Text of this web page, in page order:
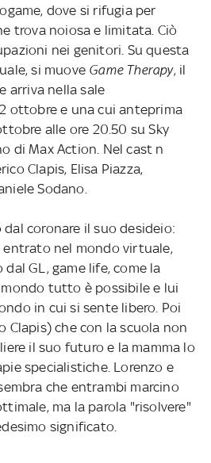
dove si rifugia per
trova noiosa e limitata. Ciò
nei genitori. Su questa
si muove Game Therapy, il
arriva nella sale
ottobre e una cui anteprima
alle ore 20.50 su Sky
di Max Action. Nel cast n
Clapis, Elisa Piazza,
Sodano.
dal coronare il suo desideio:
entrato nel mondo virtuale,
GL, game life, come la
tutto è possibile e lui
in cui si sente libero. Poi
Clapis) che con la scuola non
il suo futuro e la mamma lo
specialistiche. Lorenzo e
che entrambi marcino
ma la parola "risolvere"
significato.